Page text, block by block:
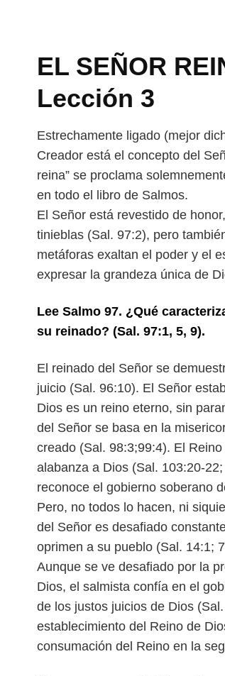
EL SEÑOR
Lección 3
Estrechamente ligado (mejor
Creador está el concepto del
reina” se proclama
en todo el libro de Salmos.
El Señor está revestido de
tinieblas (Sal. 97:2), pero
metáforas exaltan el poder y el
expresar la grandeza única de
Lee Salmo 97. ¿Qué
su reinado? (Sal. 97:1, 5, 9).
El reinado del Señor se
juicio (Sal. 96:10). El Señor
Dios es un reino eterno, sin
del Señor se basa en la
creado (Sal. 98:3;99:4). El
alabanza a Dios (Sal. 103:20-
reconoce el gobierno soberano
Pero, no todos lo hacen, ni
del Señor es desafiado
oprimen a su pueblo (Sal. 14:1;
Aunque se ve desafiado por la
Dios, el salmista confía en el
de los justos juicios de Dios
establecimiento del Reino de
consumación del Reino en la